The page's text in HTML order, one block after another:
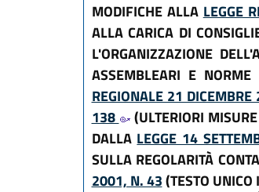
MODIFICHE ALLA LEGGE
ALLA CARICA DI
L'ORGANIZZAZIONE
ASSEMBLEARI E
REGIONALE 21
138
(ULTERIORI
DALLA LEGGE 14
SULLA REGOLARITÀ
2001, N. 43(TESTO